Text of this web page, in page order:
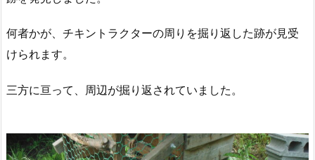
何者かが、チキントラクターの周りを掘り返した跡が見受
けられます。
三方に亘って、周辺が掘り返されていました。